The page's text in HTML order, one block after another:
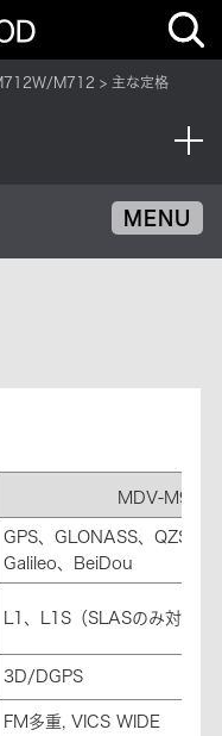
M712 主な定格
MENU
MDV-
GPS、GLONASS、QZSS（
Galileo、BeiDou
L1、L1S（SLASのみ対応）
3D/DGPS
FM多重, VICS WIDE